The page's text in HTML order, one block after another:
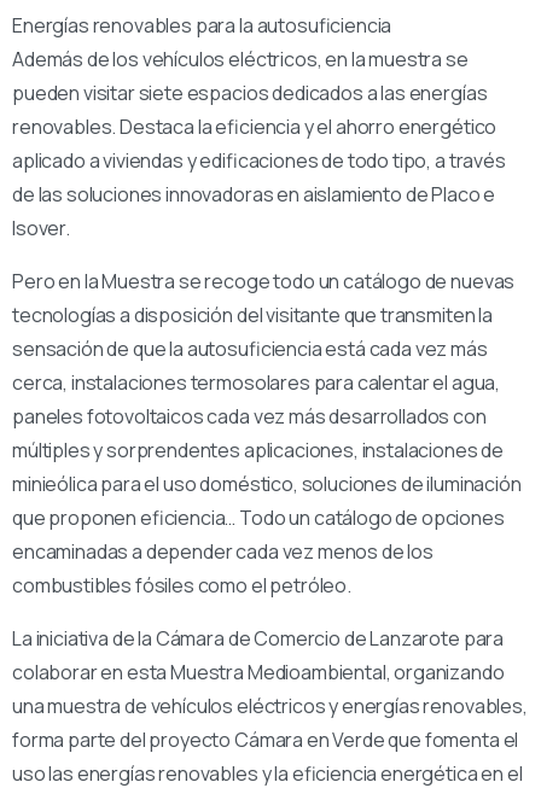
Energías renovables para la autosuficiencia
Además de los vehículos eléctricos, en la muestra se
pueden visitar siete espacios dedicados a las energías
renovables. Destaca la eficiencia y el ahorro energético
aplicado a viviendas y edificaciones de todo tipo, a través
de las soluciones innovadoras en aislamiento de Placo e
Isover.
Pero en la Muestra se recoge todo un catálogo de nuevas
tecnologías a disposición del visitante que transmiten la
sensación de que la autosuficiencia está cada vez más
cerca, instalaciones termosolares para calentar el agua,
paneles fotovoltaicos cada vez más desarrollados con
múltiples y sorprendentes aplicaciones, instalaciones de
minieólica para el uso doméstico, soluciones de iluminación
que proponen eficiencia… Todo un catálogo de opciones
encaminadas a depender cada vez menos de los
combustibles fósiles como el petróleo.
La iniciativa de la Cámara de Comercio de Lanzarote para
colaborar en esta Muestra Medioambiental, organizando
una muestra de vehículos eléctricos y energías renovables,
forma parte del proyecto Cámara en Verde que fomenta el
uso las energías renovables y la eficiencia energética en el